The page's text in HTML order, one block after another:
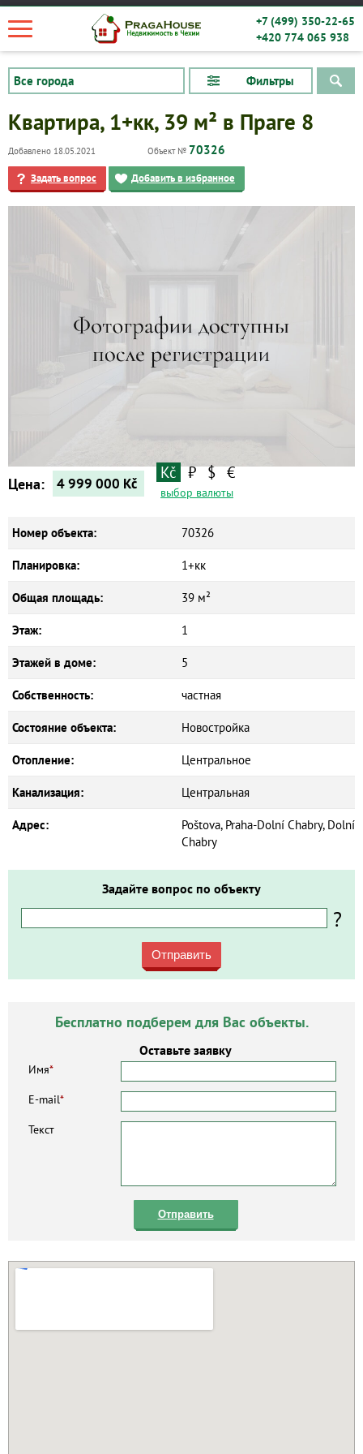
+7 (499) 350-22-65
+420 774 065 938
Фильтры
Квартира, 1+кк, 39 м² в Праге 8
Добавлено 18.05.2021 Объект № 70326
Задать вопрос Добавить в избранное
Цена: 4 999 000 Kč
Kč ₽ $ €
выбор валюты
Номер объекта: 70326
Планировка: 1+кк
Общая площадь: 39 м²
Этаж: 1
Этажей в доме: 5
Собственность: частная
Состояние объекта: Новостройка
Отопление: Центральное
Канализация: Центральная
Адрес:
Poštova, Praha-Dolní Chabry, Dolní
Chabry
Задайте вопрос по объекту
?
Отправить
Бесплатно подберем для Вас объекты.
Оставьте заявку
Имя*
E-mail*
Текст
Отправить